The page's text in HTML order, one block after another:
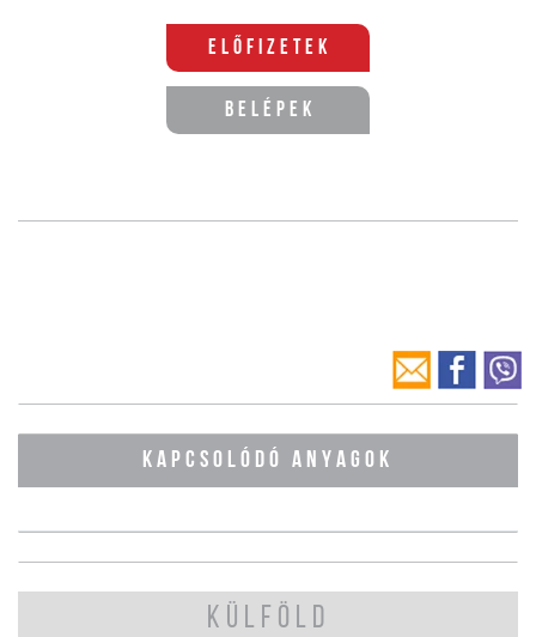
Előfizetek
Belépek
KAPCSOLÓDÓ ANYAGOK
KÜLFÖLD